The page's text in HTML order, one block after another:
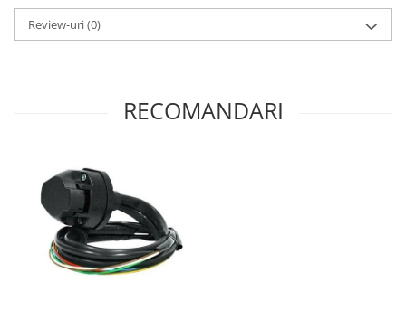
Review-uri(0)
RECOMANDARI